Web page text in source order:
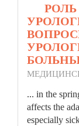
... in the
affects the
especially